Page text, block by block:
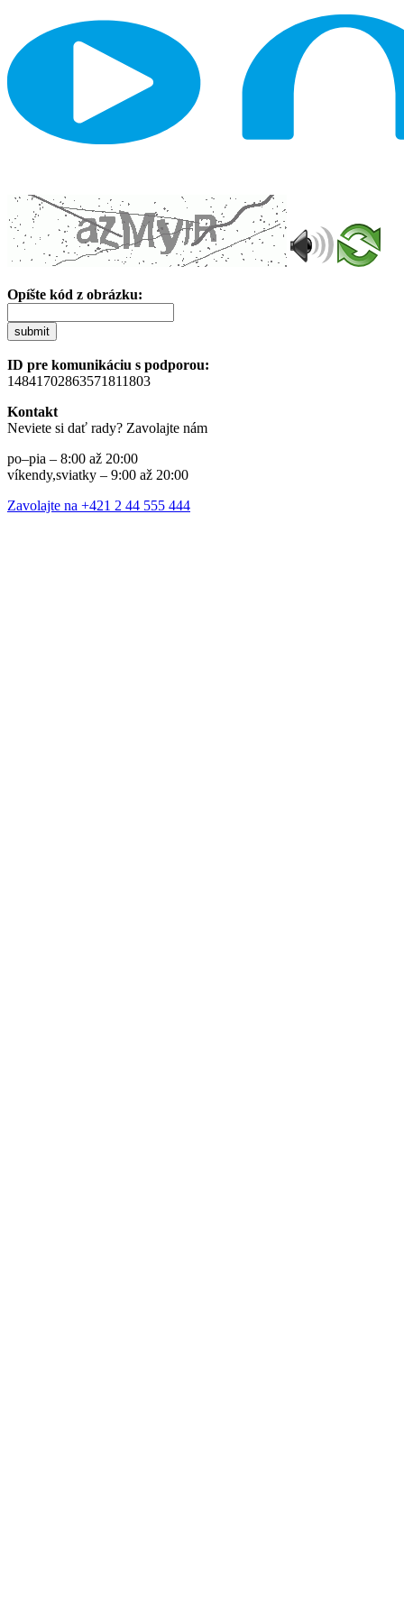
Opíšte kód z obrázku:
submit
ID pre komunikáciu s podporou:
14841702863571811803
Kontakt
Neviete si dať rady? Zavolajte nám
po–pia – 8:00 až 20:00
víkendy,sviatky – 9:00 až 20:00
Zavolajte na +421 2 44 555 444